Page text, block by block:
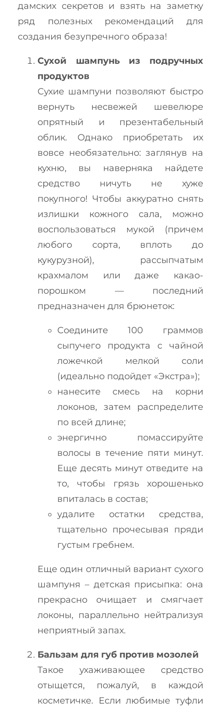
дамских секретов и взять на заметку
ряд полезных рекомендаций для
создания безупречного образа!
Сухой шампунь из подручных
продуктов
Сухие шампуни позволяют быстро
вернуть несвежей шевелюре
опрятный и презентабельный
облик. Однако приобретать их
вовсе необязательно: заглянув на
кухню, вы наверняка найдете
средство ничуть не хуже
покупного! Чтобы аккуратно снять
излишки кожного сала, можно
воспользоваться мукой (причем
любого сорта, вплоть до
кукурузной), рассыпчатым
крахмалом или даже какао-
порошком — последний
предназначен для брюнеток:
Соедините 100 граммов
сыпучего продукта с чайной
ложечкой мелкой соли
(идеально подойдет «Экстра»);
нанесите смесь на корни
локонов, затем распределите
по всей длине;
энергично помассируйте
волосы в течение пяти минут.
Еще десять минут отведите на
то, чтобы грязь хорошенько
впиталась в состав;
удалите остатки средства,
тщательно прочесывая пряди
густым гребнем.
Еще один отличный вариант сухого
шампуня – детская присыпка: она
прекрасно очищает и смягчает
локоны, параллельно нейтрализуя
неприятный запах.
Бальзам для губ против мозолей
Такое ухаживающее средство
отыщется, пожалуй, в каждой
косметичке. Если любимые туфли